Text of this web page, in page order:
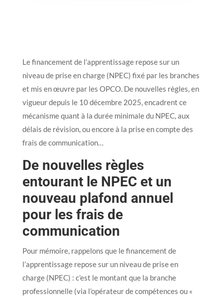
Le financement de l’apprentissage repose sur un
niveau de prise en charge (NPEC) fixé par les branches
et mis en œuvre par les OPCO. De nouvelles règles, en
vigueur depuis le 10 décembre 2025, encadrent ce
mécanisme quant à la durée minimale du NPEC, aux
délais de révision, ou encore à la prise en compte des
frais de communication…
De nouvelles règles
entourant le NPEC et un
nouveau plafond annuel
pour les frais de
communication
Pour mémoire, rappelons que le financement de
l’apprentissage repose sur un niveau de prise en
charge (NPEC) : c’est le montant que la branche
professionnelle (via l’opérateur de compétences ou «